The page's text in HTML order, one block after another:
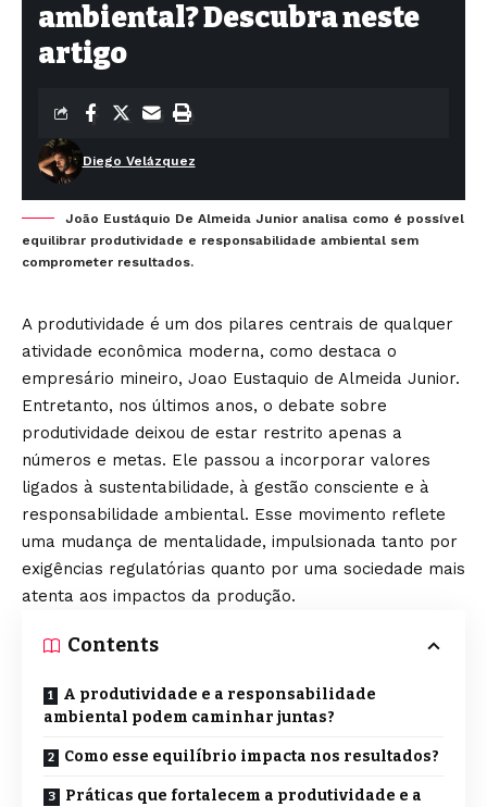
ambiental? Descubra neste
artigo
Diego Velázquez
João Eustáquio De Almeida Junior analisa como é possível
equilibrar produtividade e responsabilidade ambiental sem
comprometer resultados.
A produtividade é um dos pilares centrais de qualquer
atividade econômica moderna, como destaca o
empresário mineiro, Joao Eustaquio de Almeida Junior.
Entretanto, nos últimos anos, o debate sobre
produtividade deixou de estar restrito apenas a
números e metas. Ele passou a incorporar valores
ligados à sustentabilidade, à gestão consciente e à
responsabilidade ambiental. Esse movimento reflete
uma mudança de mentalidade, impulsionada tanto por
exigências regulatórias quanto por uma sociedade mais
atenta aos impactos da produção.
Contents
A produtividade e a responsabilidade
ambiental podem caminhar juntas?
Como esse equilíbrio impacta nos resultados?
Práticas que fortalecem a produtividade e a